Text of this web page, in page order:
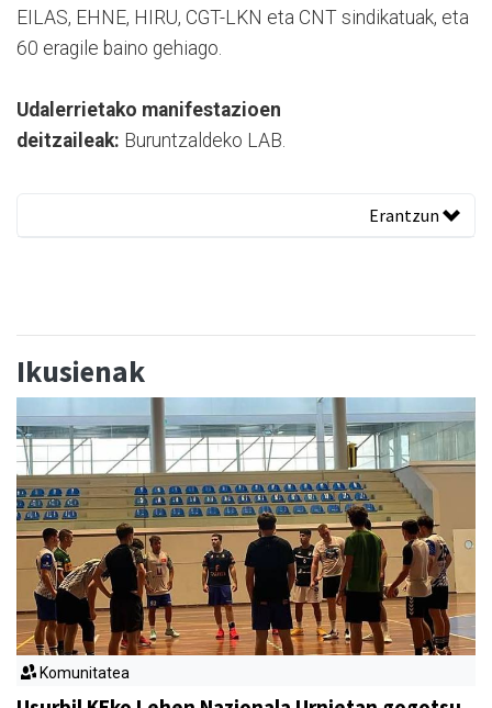
EILAS, EHNE, HIRU, CGT-LKN eta CNT sindikatuak, eta
60 eragile baino gehiago.
Udalerrietako manifestazioen
deitzaileak: Buruntzaldeko LAB.
Erantzun
Ikusienak
Komunitatea